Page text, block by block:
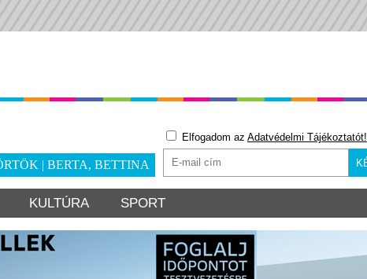
| BERTA, BETTINA
Elfogadom az Adatvédelmi Tájékoztatót!
KULTÚRA SPORT